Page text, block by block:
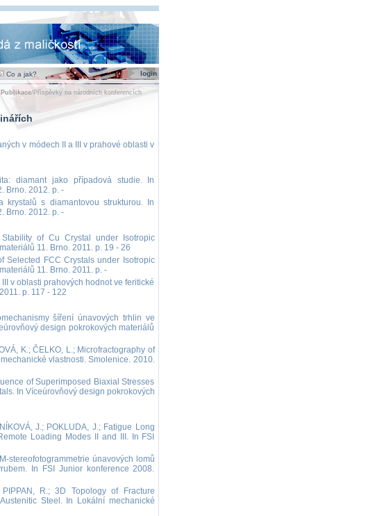
Co a jak? login
Publikace/Příspěvky na národních konferencích
v módech II a III v prahové oblasti v
diamant jako případová studie. In
Brno. 2012. p. -
krystalů s diamantovou strukturou. In
Brno. 2012. p. -
of Cu Crystal under Isotropic
11. Brno. 2011. p. 19 - 26
Selected FCC Crystals under Isotropic
11. Brno. 2011. p. -
v oblasti prahových hodnot ve feritické
p. 117 - 122
šíření únavových trhlin ve
design pokrokových materiálů
K.; ČELKO, L.; Microfractography of
vlastnosti. Smolenice. 2010.
of Superimposed Biaxial Stresses
In Víceúrovňový design pokrokových
J.; POKLUDA, J.; Fatigue Long
Loading Modes II and III. In FSI
stereofotogrammetrie únavových lomů
In FSI Junior konference 2008.
R.; 3D Topology of Fracture
Steel. In Lokální mechanické